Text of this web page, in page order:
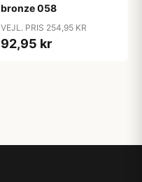
bronze 058
VEJL. PRIS 254,95 KR
92,95 kr